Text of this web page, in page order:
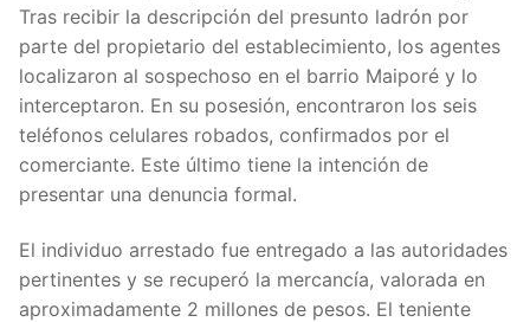
Tras recibir la descripción del presunto ladrón por
parte del propietario del establecimiento, los agentes
localizaron al sospechoso en el barrio Maiporé y lo
interceptaron. En su posesión, encontraron los seis
teléfonos celulares robados, confirmados por el
comerciante. Este último tiene la intención de
presentar una denuncia formal.
El individuo arrestado fue entregado a las autoridades
pertinentes y se recuperó la mercancía, valorada en
aproximadamente 2 millones de pesos. El teniente